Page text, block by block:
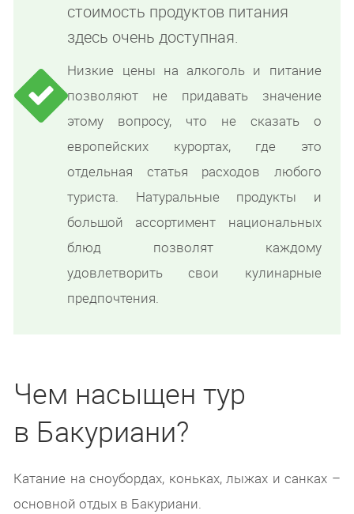
стоимость продуктов питания
здесь очень доступная.
Низкие цены на алкоголь и питание
позволяют не придавать значение
этому вопросу, что не сказать о
европейских курортах, где это
отдельная статья расходов любого
туриста. Натуральные продукты и
большой ассортимент национальных
блюд позволят каждому
удовлетворить свои кулинарные
предпочтения.
Чем насыщен тур
в Бакуриани?
Катание на сноубордах, коньках, лыжах и санках –
основной отдых в Бакуриани.